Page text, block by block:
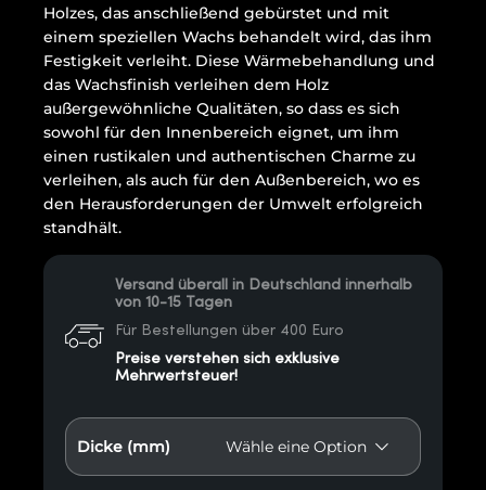
Holzes, das anschließend gebürstet und mit
einem speziellen Wachs behandelt wird, das ihm
Festigkeit verleiht. Diese Wärmebehandlung und
das Wachsfinish verleihen dem Holz
außergewöhnliche Qualitäten, so dass es sich
sowohl für den Innenbereich eignet, um ihm
einen rustikalen und authentischen Charme zu
verleihen, als auch für den Außenbereich, wo es
den Herausforderungen der Umwelt erfolgreich
standhält.
Versand überall in Deutschland innerhalb
von 10-15 Tagen
Für Bestellungen über 400 Euro
Preise verstehen sich exklusive
Mehrwertsteuer!
Dicke (mm)